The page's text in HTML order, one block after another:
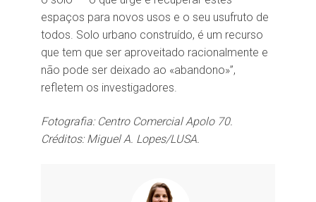
espaços para novos usos e o seu usufruto de
todos. Solo urbano construído, é um recurso
que tem que ser aproveitado racionalmente e
não pode ser deixado ao «abandono»”,
refletem os investigadores.
Fotografia: Centro Comercial Apolo 70.
Créditos: Miguel A. Lopes/LUSA.